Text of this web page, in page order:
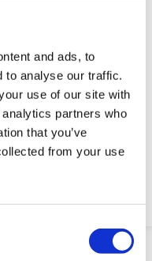
and ads, to
to analyse our traffic.
use of our site with
partners who
that you’ve
from your use